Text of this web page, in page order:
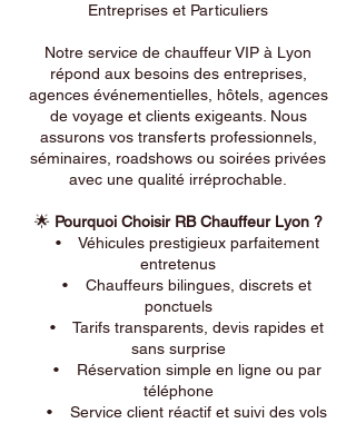
Entreprises et Particuliers
Notre service de chauffeur VIP à Lyon
répond aux besoins des entreprises,
agences événementielles, hôtels, agences
de voyage et clients exigeants. Nous
assurons vos transferts professionnels,
séminaires, roadshows ou soirées privées
avec une qualité irréprochable.
🌟 Pourquoi Choisir RB Chauffeur Lyon ?
• Véhicules prestigieux parfaitement
entretenus
• Chauffeurs bilingues, discrets et
ponctuels
• Tarifs transparents, devis rapides et
sans surprise
• Réservation simple en ligne ou par
téléphone
• Service client réactif et suivi des vols